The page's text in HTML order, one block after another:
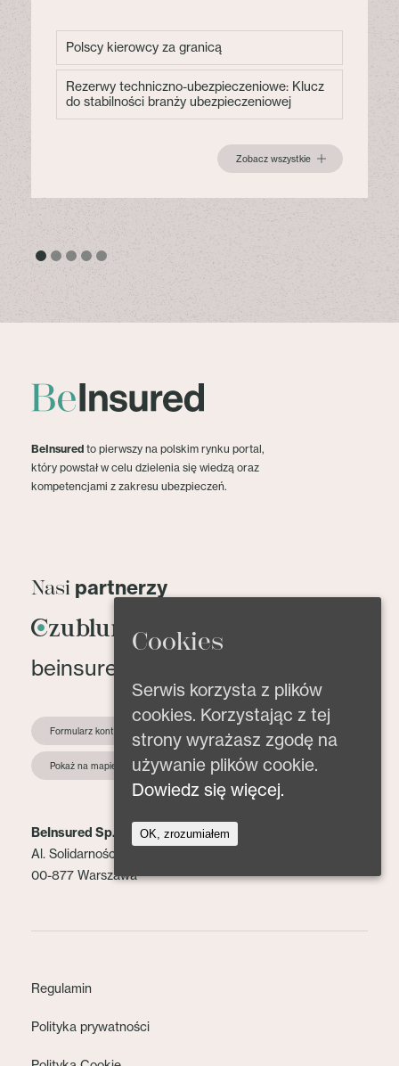
Polscy kierowcy za granicą
Rezerwy techniczno-ubezpieczeniowe: Klucz
do stabilności branży ubezpieczeniowej
Zobacz wszystkie
BeInsured to pierwszy na polskim rynku portal,
który powstał w celu dzielenia się wiedzą oraz
kompetencjami z zakresu ubezpieczeń.
Nasi partnerzy
beinsured@beinsured.pl
Formularz kontaktowy
Pokaż na mapie
BeInsured Sp. z o.o.
Al. Solidarności 153 lok. 2
00-877 Warszawa
Regulamin
Polityka prywatności
Cookies
Serwis korzysta z plików
cookies. Korzystając z tej
strony wyrażasz zgodę na
używanie plików cookie.
Dowiedz się więcej.
OK, zrozumiałem